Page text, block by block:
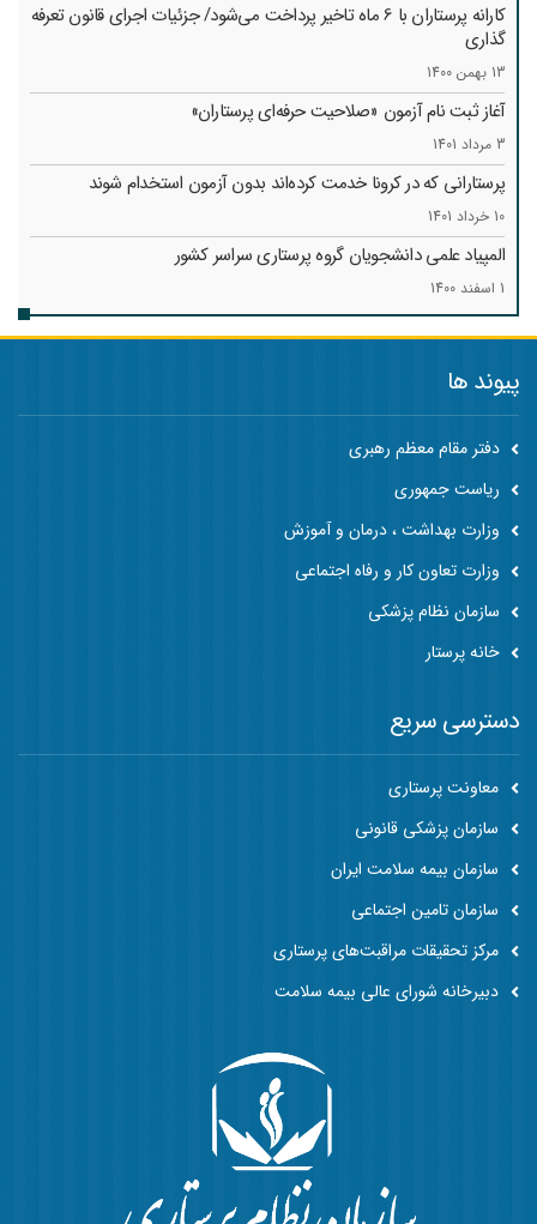
کارانه‌ پرستاران با 6 ماه تاخیر پرداخت می‌شود/ جزئیات اجرای قانون تعرفه
گذاری
13 بهمن 1400
آغاز ثبت نام آزمون «صلاحیت حرفه‌ای پرستاران»
3 مرداد 1401
پرستارانی که در کرونا خدمت کرد‌ه‌اند بدون آزمون استخدام شوند
10 خرداد 1401
المپیاد علمی دانشجویان گروه پرستاری سراسر کشور
1 اسفند 1400
پیوند ها
دفتر مقام معظم رهبری
ریاست جمهوری
وزارت بهداشت ، درمان و آموزش
وزارت تعاون کار و رفاه اجتماعی
سازمان نظام پزشکی
خانه پرستار
دسترسی سریع
معاونت پرستاری
سازمان پزشکی قانونی
سازمان بیمه سلامت ایران
سازمان تامین اجتماعی
مرکز تحقیقات مراقبت‌های پرستاری
دبیرخانه شورای عالی بیمه سلامت